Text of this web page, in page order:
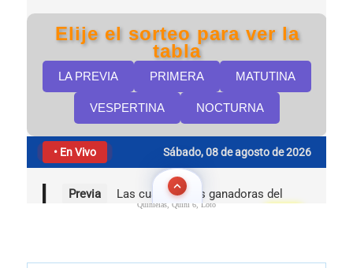
Quinielas, Quini 6, Loto